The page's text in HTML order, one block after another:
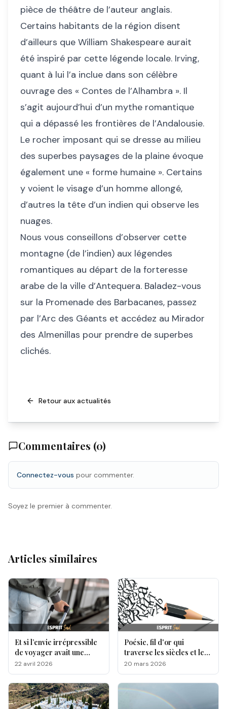
pièce de théâtre de l’auteur anglais.
Certains habitants de la région disent
d’ailleurs que William Shakespeare aurait
été inspiré par cette légende locale. Irving,
quant à lui l’a inclue dans son célèbre
ouvrage des « Contes de l’Alhambra ». Il
s’agit aujourd’hui d’un mythe romantique
qui a dépassé les frontières de l’Andalousie.
Le rocher imposant qui se dresse au milieu
des superbes paysages de la plaine évoque
également une « forme humaine ». Certains
y voient le visage d’un homme allongé,
d’autres la tête d’un indien qui observe les
nuages.
Nous vous conseillons d’observer cette
montagne (de l’indien) aux légendes
romantiques au départ de la forteresse
arabe de la ville d’Antequera. Baladez-vous
sur la Promenade des Barbacanes, passez
par l’Arc des Géants et accédez au Mirador
des Almenillas pour prendre de superbes
clichés.
Retour aux actualités
Commentaires (0)
Connectez-vous pour commenter.
Soyez le premier à commenter.
Articles similaires
Et si l’envie irrépressible
de voyager avait une
origine génétique ?
22 avril 2026
Poésie, fil d'or qui
traverse les siècles et les
cultures
20 mars 2026